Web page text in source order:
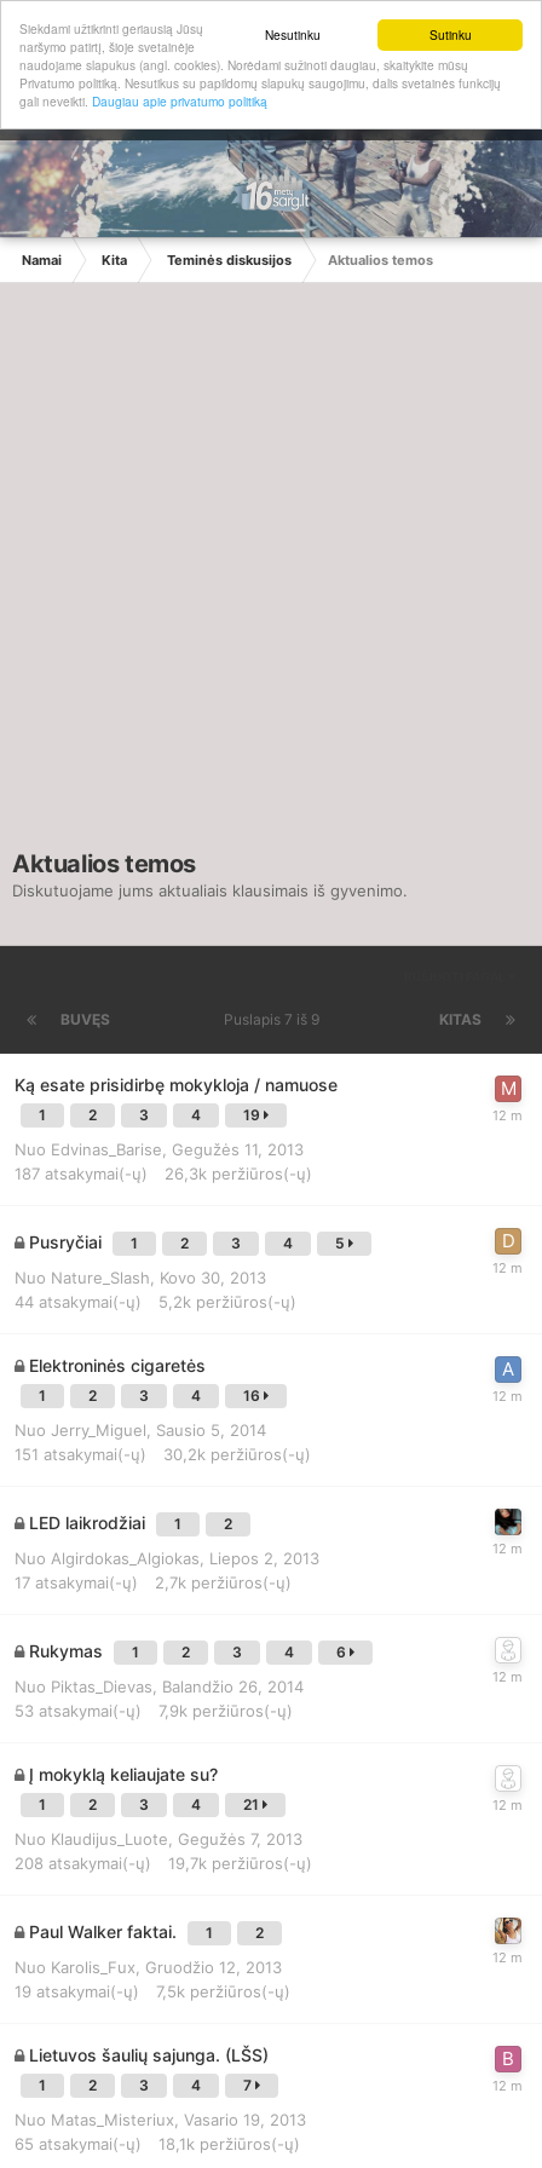
Sutinku
Nesutinku
Siekdami užtikrinti geriausią Jūsų
naršymo patirtį, šioje svetainėje
naudojame slapukus (angl. cookies). Norėdami sužinoti daugiau, skaitykite mūsų
Privatumo politiką. Nesutikus su papildomų slapukų saugojimu, dalis svetainės funkcijų
gali neveikti. Daugiau apie privatumo politiką
Namai Kita Teminės diskusijos Aktualios temos
Aktualios temos
Diskutuojame jums aktualiais klausimais iš gyvenimo.
BUVĘS KITAS
Puslapis 7 iš 9
Ką esate prisidirbę mokykloja / namuose
1 2 3 4 19
Nuo Edvinas_Barise
Gegužės 11, 2013
187 atsakymai(-ų) 26,3k peržiūros(-ų)
Pusryčiai 1 2 3 4 5
Nuo Nature_Slash
Kovo 30, 2013
44 atsakymai(-ų) 5,2k peržiūros(-ų)
Elektroninės cigaretės
1 2 3 4 16
Nuo Jerry_Miguel
Sausio 5, 2014
151 atsakymai(-ų) 30,2k peržiūros(-ų)
LED laikrodžiai 1 2
Nuo Algirdokas_Algiokas
Liepos 2, 2013
17 atsakymai(-ų) 2,7k peržiūros(-ų)
Rukymas 1 2 3 4 6
Nuo Piktas_Dievas
Balandžio 26, 2014
53 atsakymai(-ų) 7,9k peržiūros(-ų)
Į mokyklą keliaujate su?
1 2 3 4 21
Nuo Klaudijus_Luote
Gegužės 7, 2013
208 atsakymai(-ų) 19,7k peržiūros(-ų)
Paul Walker faktai. 1 2
Nuo Karolis_Fux
Gruodžio 12, 2013
19 atsakymai(-ų) 7,5k peržiūros(-ų)
Lietuvos šaulių sajunga. (LŠS)
1 2 3 4 7
Nuo Matas_Misteriux Vasario 19, 2013
65 atsakymai(-ų) 18,1k peržiūros(-ų)